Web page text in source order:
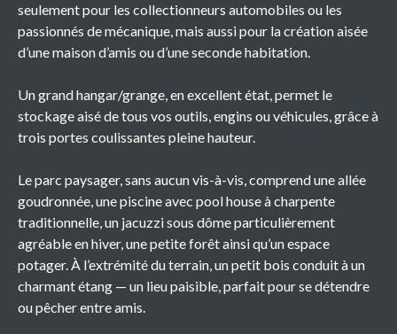
seulement pour les collectionneurs automobiles ou les
passionnés de mécanique, mais aussi pour la création aisée
d’une maison d’amis ou d’une seconde habitation.
Un grand hangar/grange, en excellent état, permet le
stockage aisé de tous vos outils, engins ou véhicules, grâce à
trois portes coulissantes pleine hauteur.
Le parc paysager, sans aucun vis-à-vis, comprend une allée
goudronnée, une piscine avec pool house à charpente
traditionnelle, un jacuzzi sous dôme particulièrement
agréable en hiver, une petite forêt ainsi qu’un espace
potager. À l’extrémité du terrain, un petit bois conduit à un
charmant étang — un lieu paisible, parfait pour se détendre
ou pêcher entre amis.